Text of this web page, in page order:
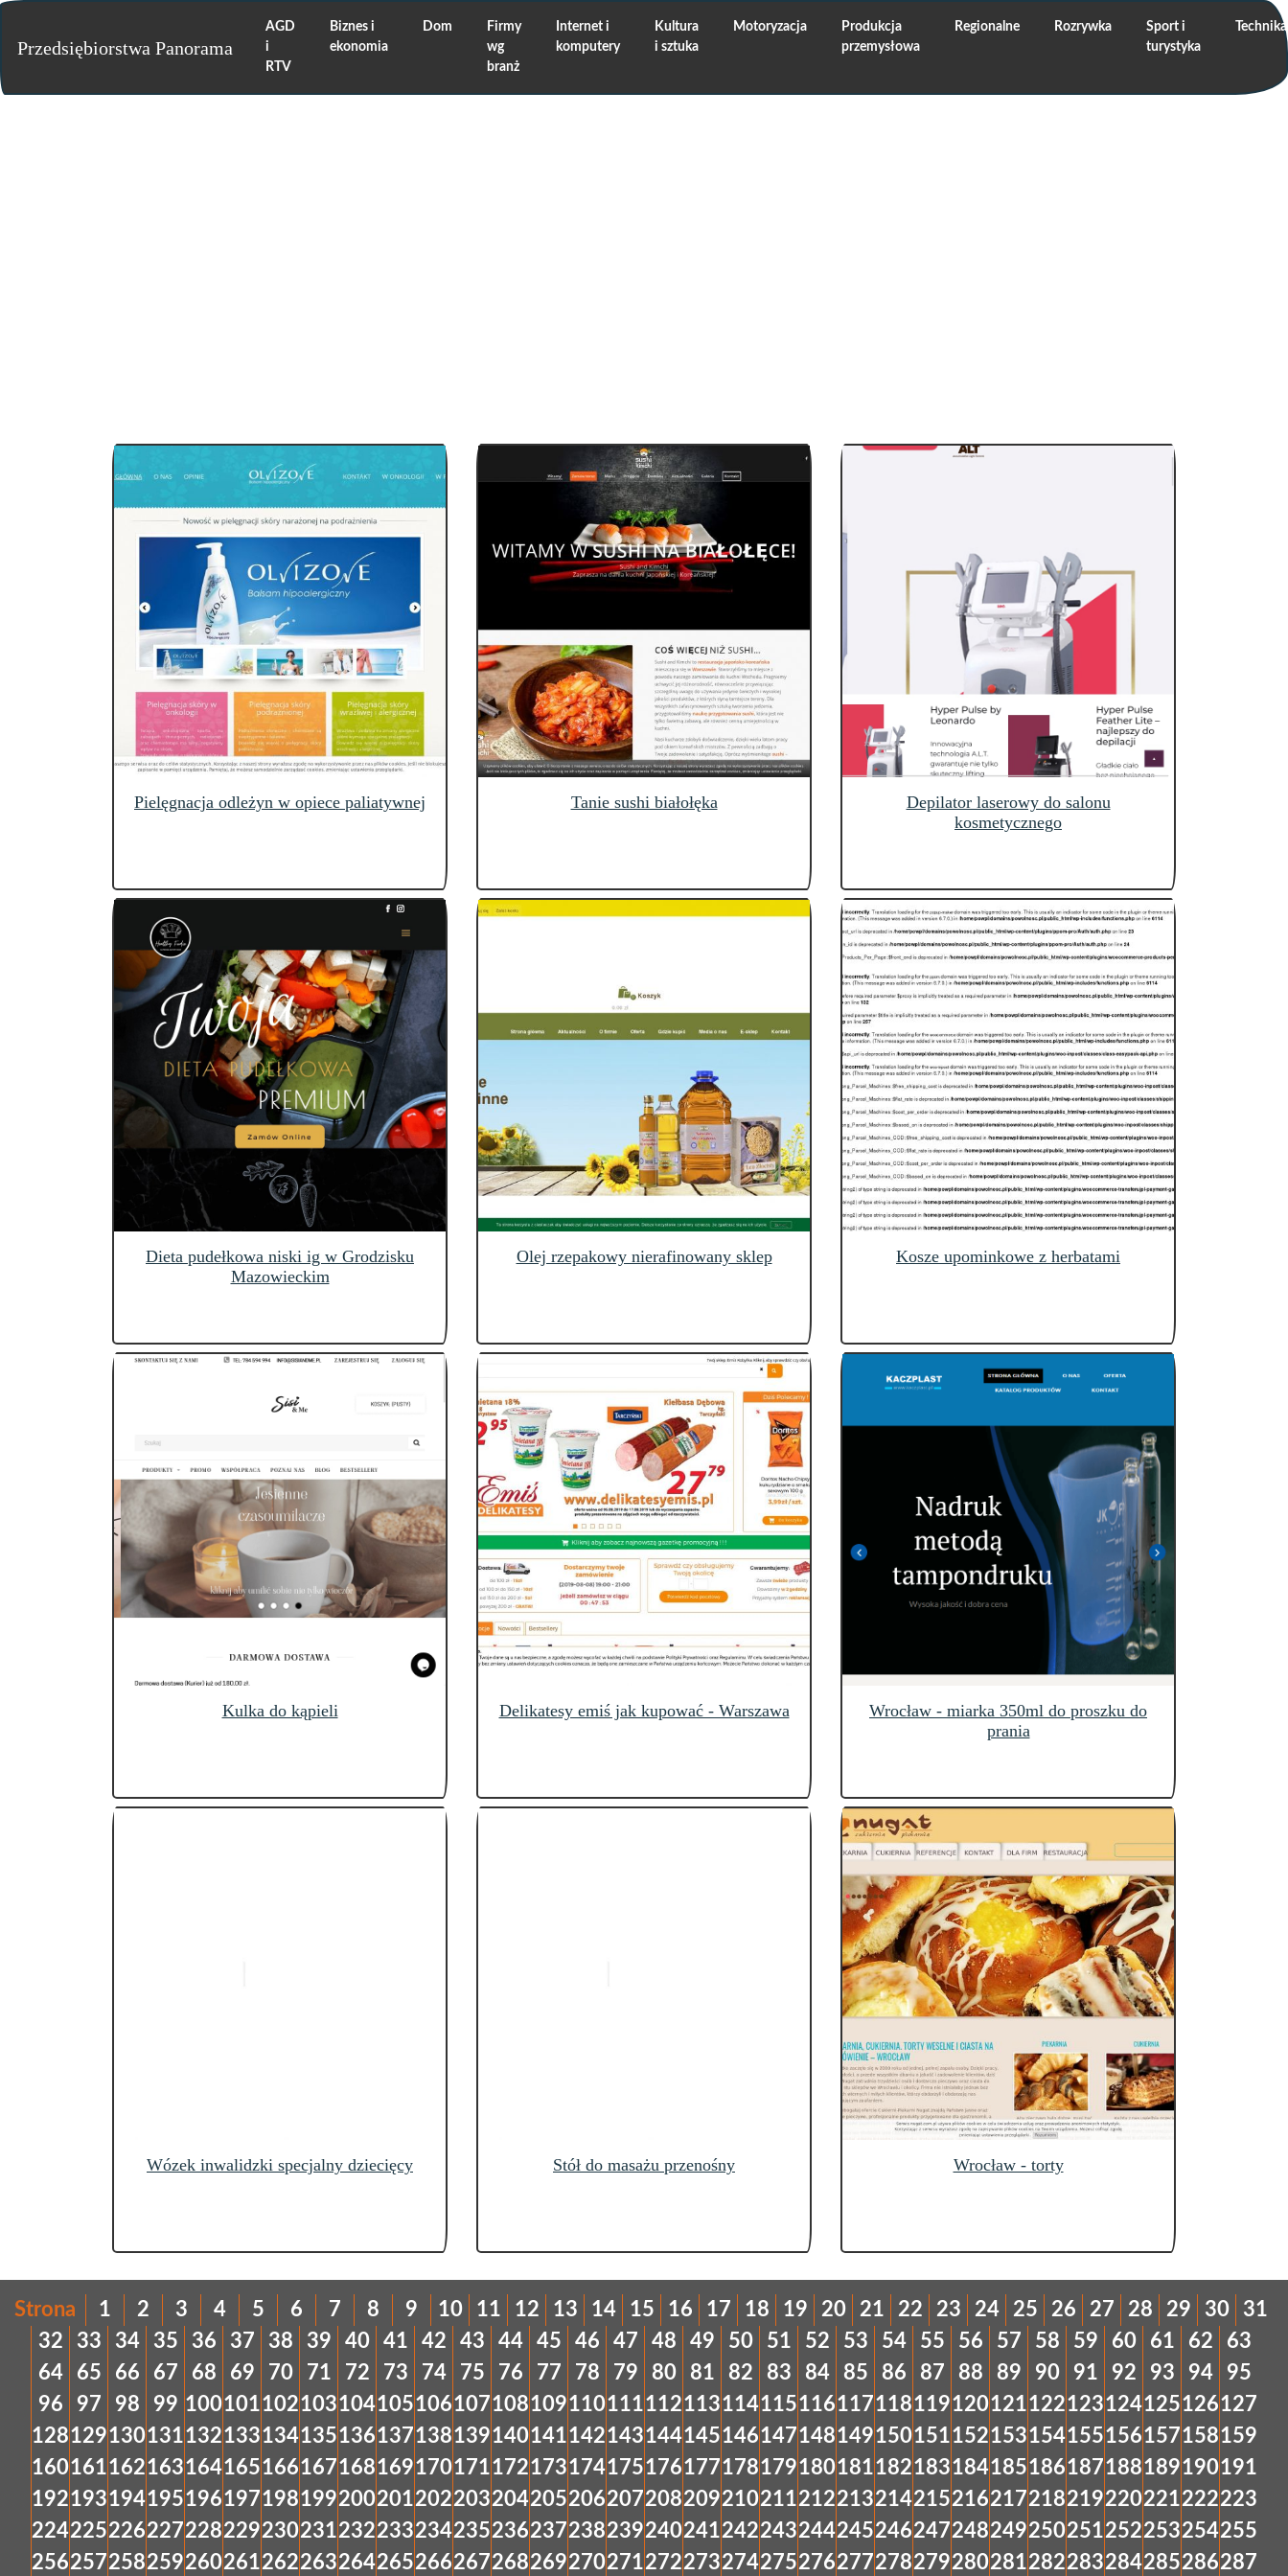
Przedsiębiorstwa Panorama
AGD
i
RTV
Biznes i
ekonomia
Dom
Firmy
wg
branż
Internet i
komputery
Kultura
i sztuka
Motoryzacja
Produkcja
przemysłowa
Regionalne Rozrywka
Sport i
turystyka
Technika
Pielęgnacja odleżyn w opiece paliatywnej Tanie sushi białołęka
Depilator laserowy do salonu
kosmetycznego
Dieta pudełkowa niski ig w Grodzisku
Mazowieckim
Olej rzepakowy nierafinowany sklep Kosze upominkowe z herbatami
Kulka do kąpieli Delikatesy emiś jak kupować - Warszawa
Wrocław - miarka 350ml do proszku do
prania
Wózek inwalidzki specjalny dziecięcy Stół do masażu przenośny Wrocław - torty
Strona 1 2 3 4 5 6 7 8 9 10 11 12 13 14 15 16 17 18 19 20 21 22 23 24 25 26 27 28 29 30
31
32
33 34 35 36 37 38 39 40 41 42 43 44 45 46 47 48 49 50 51 52 53 54 55 56 57 58 59 60 61 62
63
64
65 66 67 68 69 70 71 72 73 74 75 76 77 78 79 80 81 82 83 84 85 86 87 88 89 90 91 92 93 94
95
96
97 98 99 100101102103104105106107108109110111112113114115116117118119120121122123124125126127
128129130131132133134135136137138139140141142143144145146147148149150151152153154155156157158159
160161162163164165166167168169170171172173174175176177178179180181182183184185186187188189190191
192193194195196197198199200201202203204205206207208209210211212213214215216217218219220221222223
224225226227228229230231232233234235236237238239240241242243244245246247248249250251252253254255
256257258259260261262263264265266267268269270271272273274275276277278279280281282283284285286287